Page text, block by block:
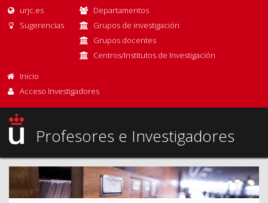
urjc.es
Sugerencias
Departamentos
Grupos de investigación
Grupos docentes
Centros/Institutos de Investigación
Inicio
Acceso Investigadores
Profesores e Investigadores